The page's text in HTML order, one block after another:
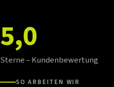
5,0
Sterne – Kundenbewertung
SO ARBEITEN WIR